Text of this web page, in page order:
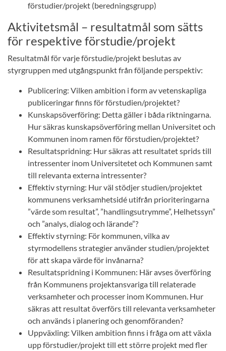
förstudier/projekt (beredningsgrupp)
Aktivitetsmål – resultatmål som sätts
för respektive förstudie/projekt
Resultatmål för varje förstudie/projekt beslutas av
styrgruppen med utgångspunkt från följande perspektiv:
Publicering: Vilken ambition i form av vetenskapliga
publiceringar finns för förstudien/projektet?
Kunskapsöverföring: Detta gäller i båda riktningarna.
Hur säkras kunskapsöverföring mellan Universitet och
Kommunen inom ramen för förstudien/projektet?
Resultatspridning: Hur säkras att resultatet sprids till
intressenter inom Universitetet och Kommunen samt
till relevanta externa intressenter?
Effektiv styrning: Hur väl stödjer studien/projektet
kommunens verksamhetsidé utifrån prioriteringarna
”värde som resultat”, ”handlingsutrymme”, Helhetssyn”
och ”analys, dialog och lärande”?
Effektiv styrning: För kommunen, vilka av
styrmodellens strategier använder studien/projektet
för att skapa värde för invånarna?
Resultatspridning i Kommunen: Här avses överföring
från Kommunens projektansvariga till relaterade
verksamheter och processer inom Kommunen. Hur
säkras att resultat överförs till relevanta verksamheter
och används i planering och genomföranden?
Uppväxling: Vilken ambition finns i fråga om att växla
upp förstudier/projekt till ett större projekt med fler